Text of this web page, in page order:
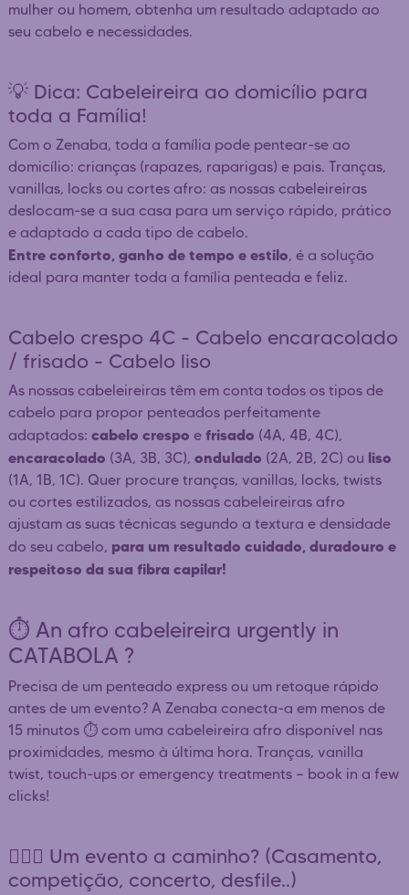
mulher ou homem, obtenha um resultado adaptado ao
seu cabelo e necessidades.
💡 Dica: Cabeleireira ao domicílio para
toda a Família!
Com o Zenaba, toda a família pode pentear-se ao
domicílio: crianças (rapazes, raparigas) e pais. Tranças,
vanillas, locks ou cortes afro: as nossas cabeleireiras
deslocam-se a sua casa para um serviço rápido, prático
e adaptado a cada tipo de cabelo.
Entre conforto, ganho de tempo e estilo, é a solução
ideal para manter toda a família penteada e feliz.
Cabelo crespo 4C - Cabelo encaracolado
/ frisado - Cabelo liso
As nossas cabeleireiras têm em conta todos os tipos de
cabelo para propor penteados perfeitamente
adaptados: cabelo crespo e frisado (4A, 4B, 4C),
encaracolado (3A, 3B, 3C), ondulado (2A, 2B, 2C) ou liso
(1A, 1B, 1C). Quer procure tranças, vanillas, locks, twists
ou cortes estilizados, as nossas cabeleireiras afro
ajustam as suas técnicas segundo a textura e densidade
do seu cabelo, para um resultado cuidado, duradouro e
respeitoso da sua fibra capilar!
⏱️ An afro cabeleireira urgently in
CATABOLA ?
Precisa de um penteado express ou um retoque rápido
antes de um evento? A Zenaba conecta-a em menos de
15 minutos ⏱️ com uma cabeleireira afro disponível nas
proximidades, mesmo à última hora. Tranças, vanilla
twist, touch-ups or emergency treatments — book in a few
clicks!
👰🏿‍♀️ Um evento a caminho? (Casamento,
competição, concerto, desfile..)